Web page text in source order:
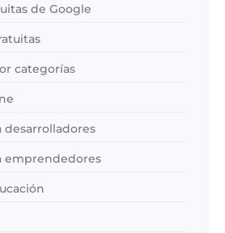
de Google
categorías
desarrolladores
emprendedores